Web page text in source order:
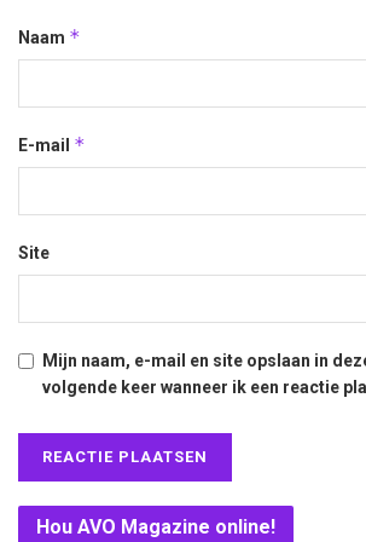
Naam *
E-mail *
Site
Mijn naam, e-mail en site opslaan in
volgende keer wanneer ik een reactie
Hou AVO Magazine online!